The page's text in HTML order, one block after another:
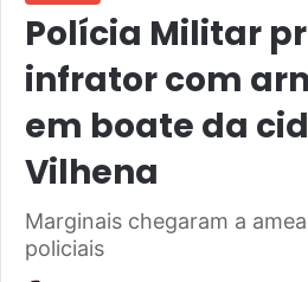
Polícia Militar
infrator com
em boate da
Vilhena
Marginais chegaram a
policiais